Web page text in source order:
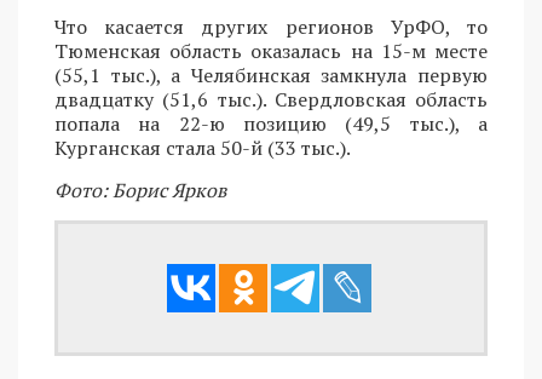
Что касается других регионов УрФО, то
Тюменская область оказалась на 15-м месте
(55,1 тыс.), а Челябинская замкнула первую
двадцатку (51,6 тыс.). Свердловская область
попала на 22-ю позицию (49,5 тыс.), а
Курганская стала 50-й (33 тыс.).
Фото: Борис Ярков